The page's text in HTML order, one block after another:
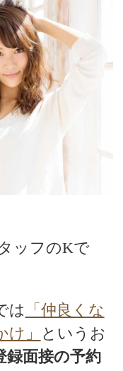
討の皆様へ。
ッフのKで
は
「仲良くな
」
というお
録面接の予約